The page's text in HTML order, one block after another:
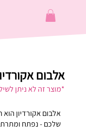
אלבום אקורדיון
*מוצר זה לא ניתן
אלבום אקורדיון
שלכם - נפתח